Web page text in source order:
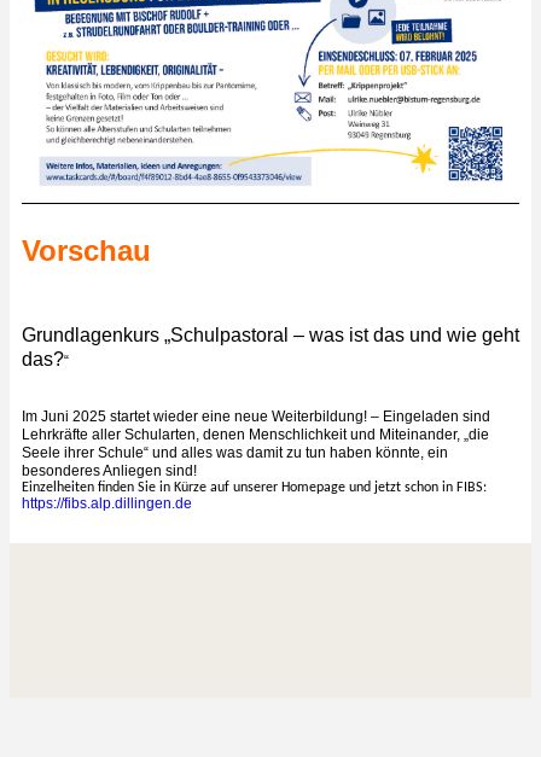
Vorschau
Grundlagenkurs „Schulpastoral – was ist das und wie geht
das?“
Im Juni 2025 startet wieder eine neue Weiterbildung! – Eingeladen sind
Lehrkräfte aller Schularten, denen Menschlichkeit und Miteinander, „die
Seele ihrer Schule“ und alles was damit zu tun haben könnte, ein
besonderes Anliegen sind!
Einzelheiten finden Sie in Kürze auf unserer Homepage und jetzt schon in FIBS:
https://fibs.alp.dillingen.de